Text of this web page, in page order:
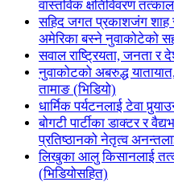
वास्तविक क्षतिविवरण
सहिद जगत प्रकाशजंग शाह
अमेरिका बस्ने नुवाकोटेको
सवाल राष्ट्रियता, जनता
नुवाकोटको अबरुद्ध
तामाङ (भिडियो)
धार्मिक पर्यटनलाई टेवा
बोगटी पार्टीका डाक्टर र
प्रतिष्ठानको नेतृत्व
लिखुका आलु किसानलाई
(भिडियोसहित)